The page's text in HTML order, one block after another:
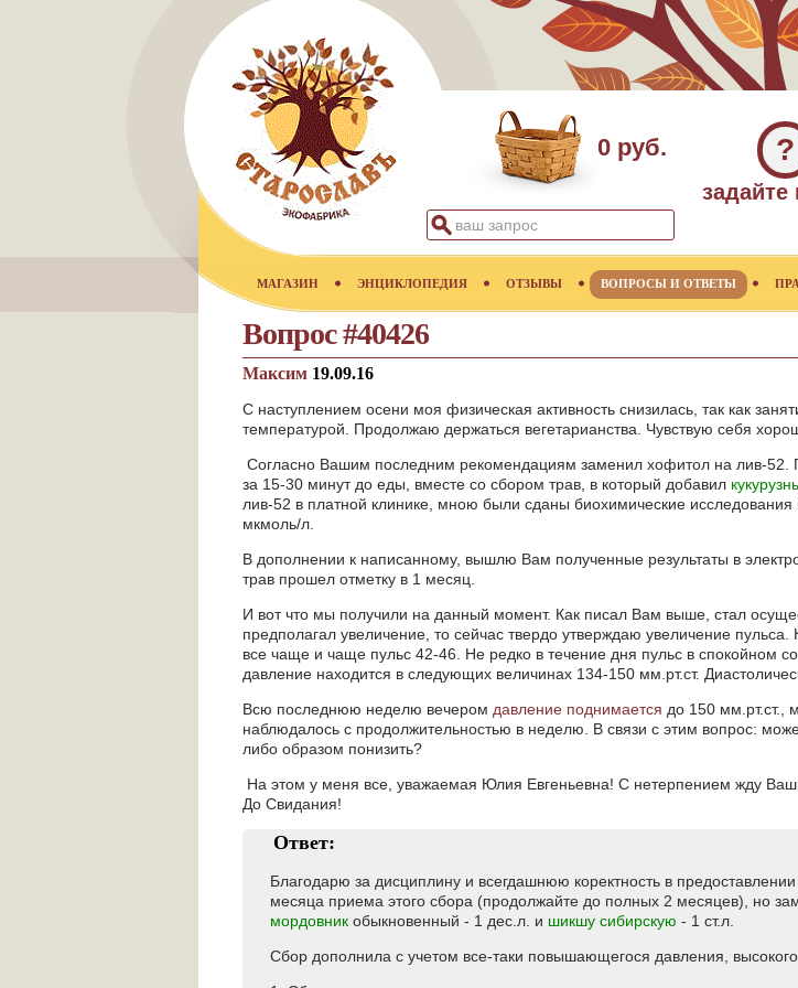
0 руб. ?
задайте
МАГАЗИН ЭНЦИКЛОПЕДИЯ ОТЗЫВЫ ВОПРОСЫ И ОТВЕТЫ
Вопрос #40426
Максим 19.09.16
С наступлением осени моя физическая активность снизилась, так как
температурой. Продолжаю держаться вегетарианства. Чувствую себя
Согласно Вашим последним рекомендациям заменил хофитол на лив-52.
за 15-30 минут до еды, вместе со сбором трав, в который добавил
лив-52 в платной клинике, мною были сданы биохимические
мкмоль/л.
В дополнении к написанному, вышлю Вам полученные результаты в
трав прошел отметку в 1 месяц.
И вот что мы получили на данный момент. Как писал Вам выше, стал
предполагал увеличение, то сейчас твердо утверждаю увеличение
все чаще и чаще пульс 42-46. Не редко в течение дня пульс в спокойном
давление находится в следующих величинах 134-150 мм.рт.ст.
Всю последнюю неделю вечером давление поднимается до 150 мм.рт.ст.,
наблюдалось с продолжительностью в неделю. В связи с этим вопрос:
либо образом понизить?
На этом у меня все, уважаемая Юлия Евгеньевна! С нетерпением жду
До Свидания!
Ответ:
Благодарю за дисциплину и всегдашнюю коректность в
месяца приема этого сбора (продолжайте до полных 2 месяцев), но
мордовник обыкновенный - 1 дес.л. и шикшу сибирскую - 1 ст.л.
Сбор дополнила с учетом все-таки повышающегося давления, высокого